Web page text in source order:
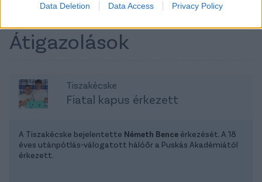
Data Deletion Data Access Privacy Policy
Átigazolások
Tiszakécske
Fiatal kapus érkezett
A Tiszakécske bejelentette Németh Bence érkezését. A 18
éves utánpótlás-válogatott hálóőr a Puskás Akadémiától
érkezett.